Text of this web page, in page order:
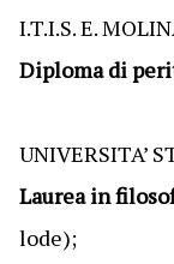
I.T.I.S. E.
Diploma di
UNIVERSITA’
Laurea in
lode);